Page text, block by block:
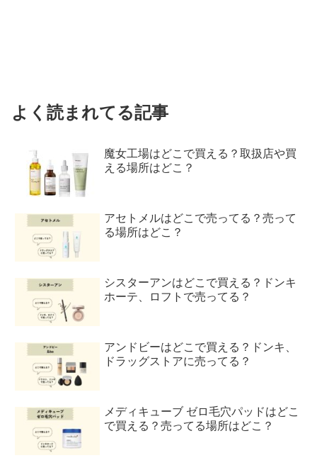
よく読まれてる記事
魔女工場はどこで買える？取扱店や買
える場所はどこ？
アセトメルはどこで売ってる？売って
る場所はどこ？
シスターアンはどこで買える？ドンキ
ホーテ、ロフトで売ってる？
アンドビーはどこで買える？ドンキ、
ドラッグストアに売ってる？
メディキューブ ゼロ毛穴パッドはどこ
で買える？売ってる場所はどこ？